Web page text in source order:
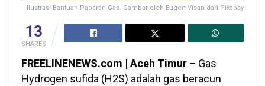
Ilustrasi Bantuan Paparan Gas. Gambar oleh Eugen Visan dari Pixabay
13
SHARES
FREELINENEWS.com | Aceh Timur – Gas
Hydrogen sufida (H2S) adalah gas beracun